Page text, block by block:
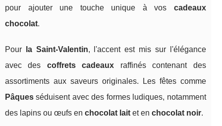
pour ajouter une touche unique à vos cadeaux
chocolat.
Pour la Saint-Valentin, l'accent est mis sur l'élégance
avec des coffrets cadeaux raffinés contenant des
assortiments aux saveurs originales. Les fêtes comme
Pâques séduisent avec des formes ludiques, notamment
des lapins ou œufs en chocolat lait et en chocolat noir.